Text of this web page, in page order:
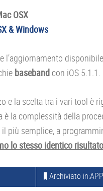
OSX
& Windows
l’aggiornamento
baseband con iOS 5.1.1.
e la scelta tra i vari tool è
è la complessità della
più semplice, a
lo stesso identico
Archiviato in: